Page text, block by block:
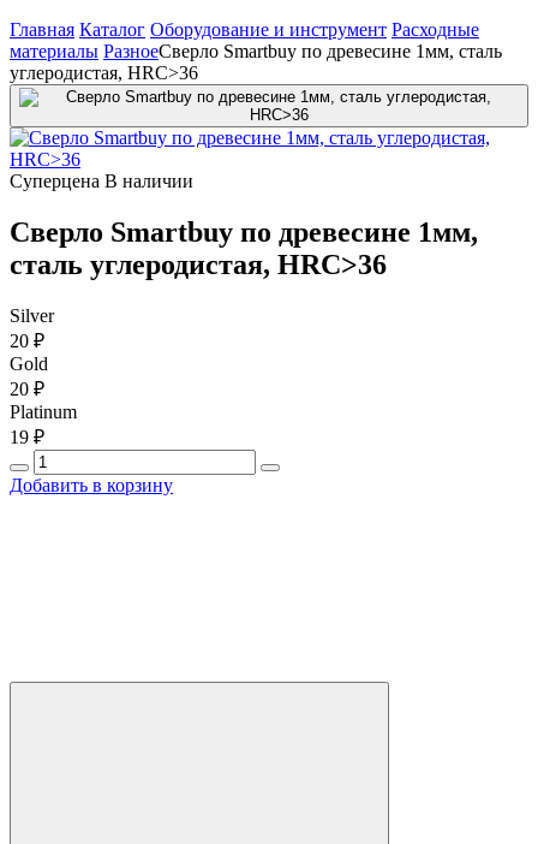
Главная Каталог Оборудование и инструмент Расходные
материалы РазноеСверло Smartbuy по древесине 1мм, сталь
углеродистая, HRC>36
Суперцена В наличии
Сверло Smartbuy по древесине 1мм,
сталь углеродистая, HRC>36
Silver
20 ₽
Gold
20 ₽
Platinum
19 ₽
Добавить в корзину